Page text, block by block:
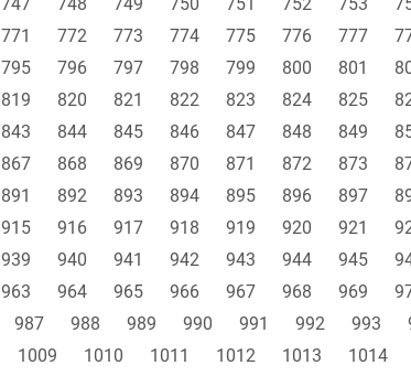
771 772 773 774 775 776 777
795 796 797 798 799 800 801
819 820 821 822 823 824 825
843 844 845 846 847 848 849
867 868 869 870 871 872 873
891 892 893 894 895 896 897
915 916 917 918 919 920 921
939 940 941 942 943 944 945
963 964 965 966 967 968 969
987 988 989 990 991 992 993
1009 1010 1011 1012 1013 1014